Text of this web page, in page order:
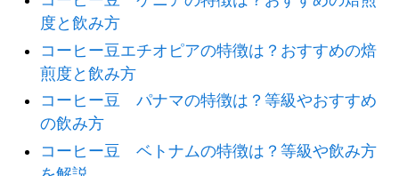
度と飲み方
コーヒー豆エチオピアの特徴は？おすすめの焙
煎度と飲み方
コーヒー豆 パナマの特徴は？等級やおすすめ
の飲み方
コーヒー豆 ベトナムの特徴は？等級や飲み方